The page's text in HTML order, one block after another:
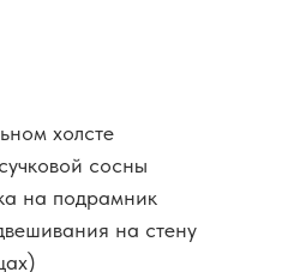
холсте
сосны
на подрамник
на стену